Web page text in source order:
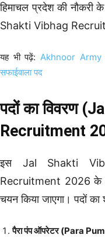
हिमाचल प्रदेश की नौकरी
Shakti Vibhag
यह भी पढ़ें: Akhnoor
सफाईवाला पद
पदों का विवरण
Recruitment
इस Jal Shakti
Recruitment 2026 के
चयन किया जाएगा। पदों का
पैरा पंप ऑपरेटर (Para